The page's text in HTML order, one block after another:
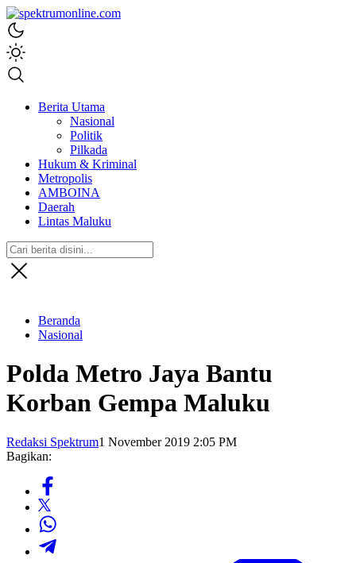
spektrumonline.com
Berita Utama
Nasional
Politik
Pilkada
Hukum & Kriminal
Metropolis
AMBOINA
Daerah
Lintas Maluku
Beranda
Nasional
Polda Metro Jaya Bantu
Korban Gempa Maluku
Redaksi Spektrum1 November 2019 2:05 PM
Bagikan: